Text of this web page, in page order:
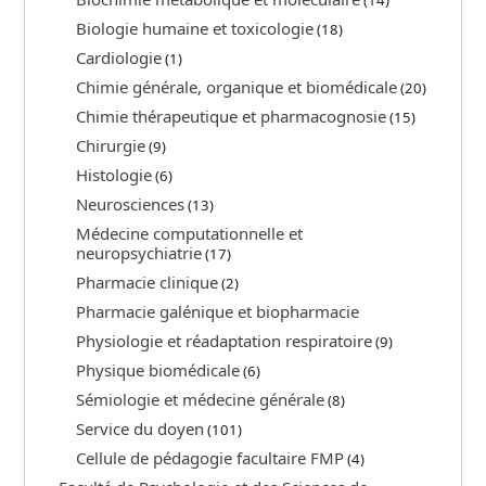
Biologie humaine et toxicologie(18)
Cardiologie(1)
Chimie générale, organique et biomédicale(20)
Chimie thérapeutique et pharmacognosie(15)
Chirurgie(9)
Histologie(6)
Neurosciences(13)
Médecine computationnelle et
neuropsychiatrie(17)
Pharmacie clinique(2)
Pharmacie galénique et biopharmacie
Physiologie et réadaptation respiratoire(9)
Physique biomédicale(6)
Sémiologie et médecine générale(8)
Service du doyen (101)
Cellule de pédagogie facultaire FMP(4)